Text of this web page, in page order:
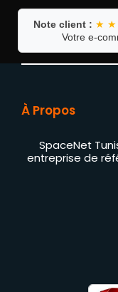
Note client : ★
Votre e-
À Propos
SpaceNet
entreprise de